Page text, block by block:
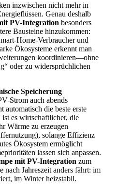
inzwischen nicht mehr in
Genau deshalb
PV-Integration besonders
Bausteine hinzukommen:
Home-Verbraucher und
Ökosysteme erkennt man
koordinieren—ohne
oder zu widersprüchlichen
Speicherung
Strom auch abends
automatisch die beste erste
es wirtschaftlicher, die
Wärme zu erzeugen
solange Effizienz
Ökosystem ermöglicht
lassen sich anpassen.
mit PV-Integration zum
nach Jahreszeit anders fährt: im
im Winter heizstabil.